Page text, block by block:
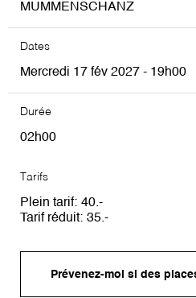
MUMMENSCHANZ
Dates
Mercredi 17 fév 2027 - 19h00
Durée
02h00
Tarifs
Plein tarif 40
Tarif réduit 35
Prévenez-moi si des